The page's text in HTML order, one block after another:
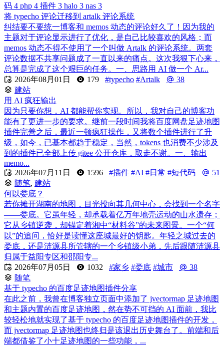
码 4 php 4 插件 3 halo 3 nas 3
将 typecho 评论迁移到 artalk 评论系统
纠结要不要统一博客和 memos 动态的评论好久了！因为我的
主题对于评论显示进行了优化，是自己比较喜欢的风格；而
memos 动态不得不使用了一个叫做 Artalk 的评论系统。两套
评论数据不共享问题成了一直以来的痛点。这次我狠下心来，
总算是完成了这个艰巨的任务。一、思路用 AI 做一个 Ar...
 2026年08月01日 179 #typecho #Artalk
38
建站
用 AI 疯狂输出
因为只要你想，AI 都能帮你实现。所以，我对自己的博客功
能有了更进一步的要求。继前一段时间我将百度网盘足迹地图
插件完善之后，最近一顿疯狂操作，又将数个插件进行了升
级，如今，已基本都趋于稳定，当然，tokens 也消费不少涉及
到的插件已全部上传 gitee 公开仓库，取走不谢。一、输出
memo...
 2026年07月11日 1596 #插件 #AI #日常 #短代码
51
随笔, 建站
何以娄底？
若你摊开湖南的地图，目光投向其几何中心，会找到一个名字
——娄底。它虽年轻，却承载着亿万年地壳运动的山水遗存；
它从乡镇逆袭，却锚定着湘中“材料谷”的未来图景。一个“何
以”的追问，恰好是读懂这座城最好的钥匙。年轻之城过去的
娄底，还是涟源县所管辖的一个乡镇级小弟，先后跟随涟源县
归属于益阳专区和邵阳专...
 2026年07月05日 1032 #家乡 #娄底 #城市
38
随笔
基于 typecho 的百度足迹地图插件分享
在此之前，我曾在博客独立页面中添加了 jvectormap 足迹地图
和主题内置的百度足迹地图，然在势不可挡的 AI 面前，我比
较轻松地就实现了基于 typecho 的百度足迹地图插件的开发，
而 jvectormap 足迹地图也终归是该退出历史舞台了。前端和后
端都借鉴了小十足迹地图的一些功能，...